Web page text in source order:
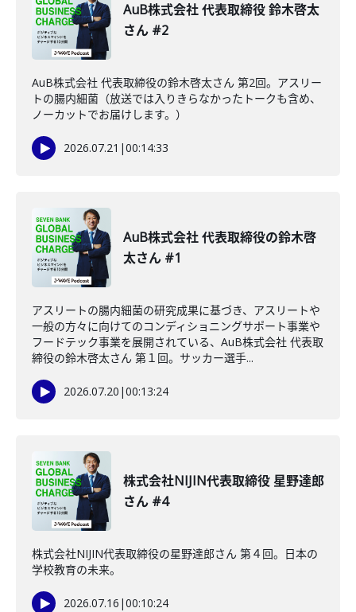
AuB株式会社 代表取締役 鈴木啓太
さん #2
AuB株式会社 代表取締役の鈴木啓太さん 第2回。アスリー
トの腸内細菌（放送では入りきらなかったトークも含め、
ノーカットでお届けします。）
2026.07.21 |00:14:33
AuB株式会社 代表取締役の鈴木啓
太さん #1
アスリートの腸内細菌の研究成果に基づき、アスリートや
一般の方々に向けてのコンディショニングサポート事業や
フードテック事業を展開されている、AuB株式会社 代表取
締役の鈴木啓太さん 第１回。サッカー選手...
2026.07.20 |00:13:24
株式会社NIJIN代表取締役 星野達郎
さん #4
株式会社NIJIN代表取締役の星野達郎さん 第４回。日本の
学校教育の未来。
2026.07.16 |00:10:24